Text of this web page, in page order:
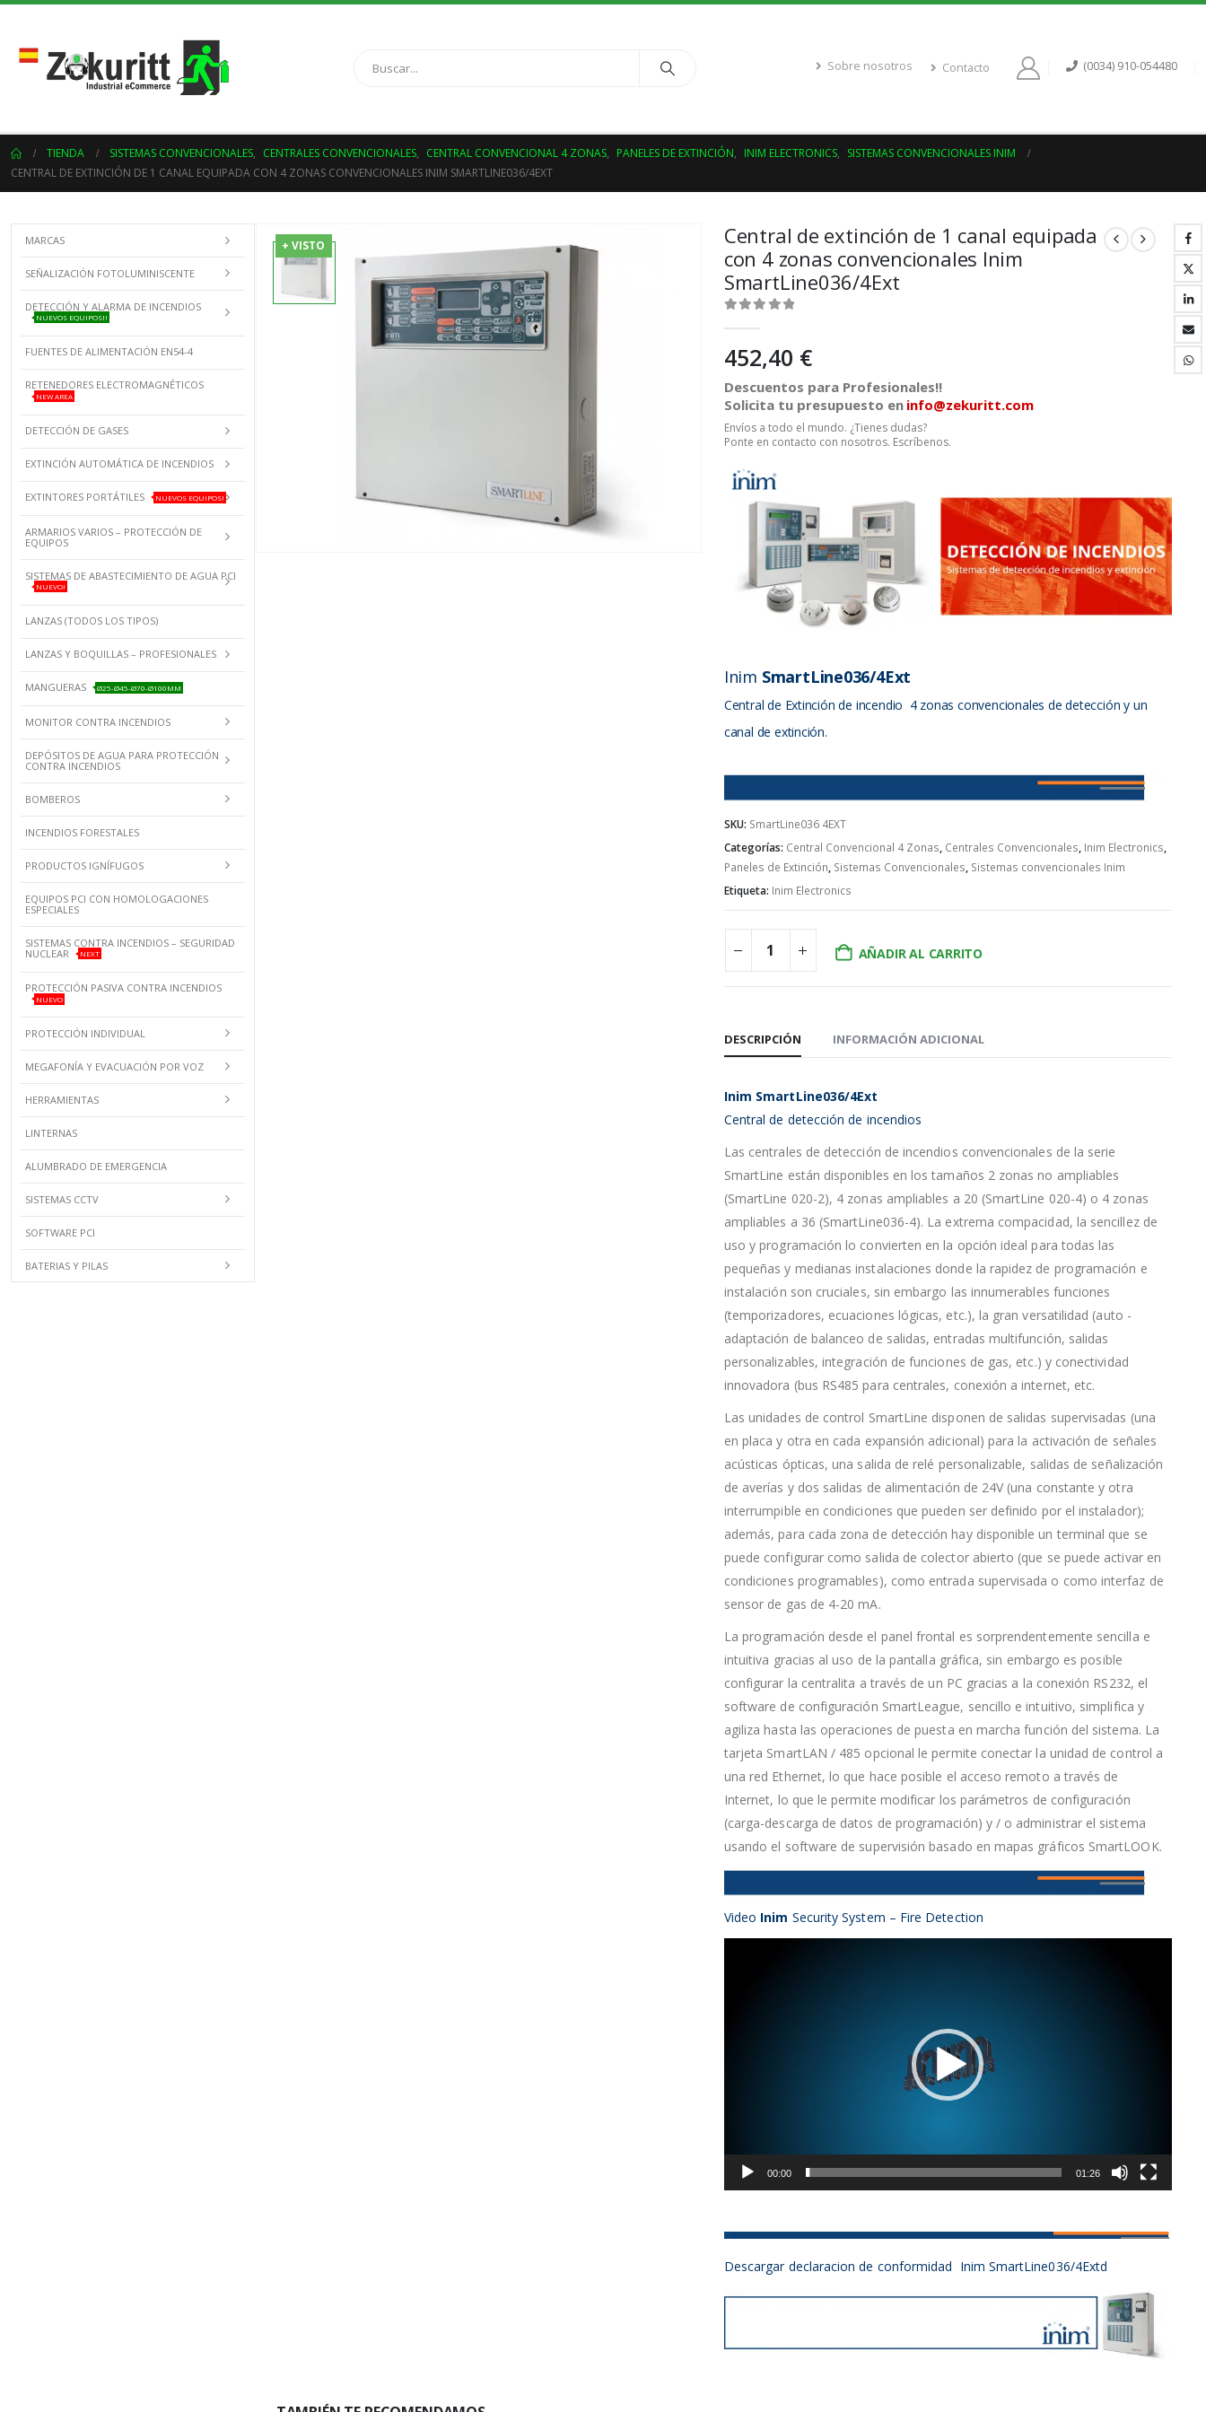
Sobre nosotros Contacto (0034) 910-054480
TIENDA SISTEMAS CONVENCIONALES, CENTRALES CONVENCIONALES, CENTRAL CONVENCIONAL 4 ZONAS, PANELES DE EXTINCIÓN, INIM ELECTRONICS, SISTEMAS CONVENCIONALES INIM
CENTRAL DE EXTINCIÓN DE 1 CANAL EQUIPADA CON 4 ZONAS CONVENCIONALES INIM SMARTLINE036/4EXT
+ VISTO
Central de extinción de 1 canal equipada
con 4 zonas convencionales Inim
SmartLine036/4Ext
452,40 €
Descuentos para Profesionales!!
Solicita tu presupuesto en info@zekuritt.com
Envíos a todo el mundo. ¿Tienes dudas?
Ponte en contacto con nosotros. Escríbenos.
Inim SmartLine036/4Ext
Central de Extinción de incendio 4 zonas convencionales de detección y un
canal de extinción.
SKU: SmartLine036 4EXT
Categorías: Central Convencional 4 Zonas, Centrales Convencionales, Inim Electronics,
Paneles de Extinción, Sistemas Convencionales, Sistemas convencionales Inim
Etiqueta: Inim Electronics
AÑADIR AL CARRITO
DESCRIPCIÓN INFORMACIÓN ADICIONAL
Inim SmartLine036/4Ext
Central de detección de incendios
Las centrales de detección de incendios convencionales de la serie
SmartLine están disponibles en los tamaños 2 zonas no ampliables
(SmartLine 020-2), 4 zonas ampliables a 20 (SmartLine 020-4) o 4 zonas
ampliables a 36 (SmartLine036-4). La extrema compacidad, la sencillez de
uso y programación lo convierten en la opción ideal para todas las
pequeñas y medianas instalaciones donde la rapidez de programación e
instalación son cruciales, sin embargo las innumerables funciones
(temporizadores, ecuaciones lógicas, etc.), la gran versatilidad (auto -
adaptación de balanceo de salidas, entradas multifunción, salidas
personalizables, integración de funciones de gas, etc.) y conectividad
innovadora (bus RS485 para centrales, conexión a internet, etc.
Las unidades de control SmartLine disponen de salidas supervisadas (una
en placa y otra en cada expansión adicional) para la activación de señales
acústicas ópticas, una salida de relé personalizable, salidas de señalización
de averías y dos salidas de alimentación de 24V (una constante y otra
interrumpible en condiciones que pueden ser definido por el instalador);
además, para cada zona de detección hay disponible un terminal que se
puede configurar como salida de colector abierto (que se puede activar en
condiciones programables), como entrada supervisada o como interfaz de
sensor de gas de 4-20 mA.
La programación desde el panel frontal es sorprendentemente sencilla e
intuitiva gracias al uso de la pantalla gráfica, sin embargo es posible
configurar la centralita a través de un PC gracias a la conexión RS232, el
software de configuración SmartLeague, sencillo e intuitivo, simplifica y
agiliza hasta las operaciones de puesta en marcha función del sistema. La
tarjeta SmartLAN / 485 opcional le permite conectar la unidad de control a
una red Ethernet, lo que hace posible el acceso remoto a través de
Internet, lo que le permite modificar los parámetros de configuración
(carga-descarga de datos de programación) y / o administrar el sistema
usando el software de supervisión basado en mapas gráficos SmartLOOK.
Video Inim Security System – Fire Detection
00:00 01:26
Descargar declaracion de conformidad Inim SmartLine036/4Extd
MARCAS
SEÑALIZACIÓN FOTOLUMINISCENTE
DETECCIÓN Y ALARMA DE INCENDIOS
NUEVOS EQUIPOS!!
FUENTES DE ALIMENTACIÓN EN54-4
RETENEDORES ELECTROMAGNÉTICOS
NEW AREA
DETECCIÓN DE GASES
EXTINCIÓN AUTOMÁTICA DE INCENDIOS
EXTINTORES PORTÁTILES NUEVOS EQUIPOS!
ARMARIOS VARIOS – PROTECCIÓN DE
EQUIPOS
SISTEMAS DE ABASTECIMIENTO DE AGUA PCI
NUEVO!
LANZAS (TODOS LOS TIPOS)
LANZAS Y BOQUILLAS – PROFESIONALES
MANGUERAS Ø25-Ø45-Ø70-Ø100MM
MONITOR CONTRA INCENDIOS
DEPÓSITOS DE AGUA PARA PROTECCIÓN
CONTRA INCENDIOS
BOMBEROS
INCENDIOS FORESTALES
PRODUCTOS IGNÍFUGOS
EQUIPOS PCI CON HOMOLOGACIONES
ESPECIALES
SISTEMAS CONTRA INCENDIOS – SEGURIDAD
NUCLEAR
NEXT
PROTECCIÓN PASIVA CONTRA INCENDIOS
NUEVO
PROTECCIÓN INDIVIDUAL
MEGAFONÍA Y EVACUACIÓN POR VOZ
HERRAMIENTAS
LINTERNAS
ALUMBRADO DE EMERGENCIA
SISTEMAS CCTV
SOFTWARE PCI
BATERIAS Y PILAS